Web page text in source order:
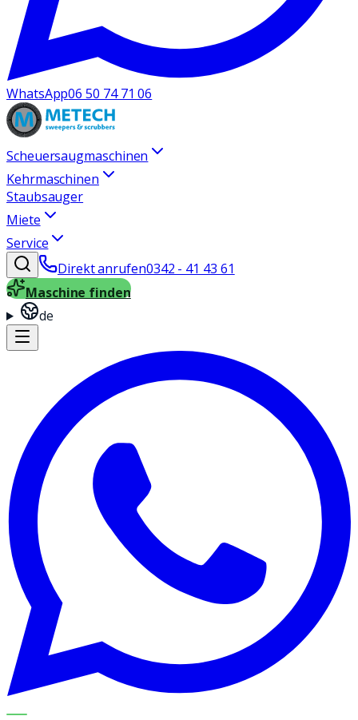
WhatsApp06 50 74 71 06
Scheuersaugmaschinen
Kehrmaschinen
Staubsauger
Miete
Service
Direkt anrufen0342 - 41 43 61
Maschine finden
de
METECH